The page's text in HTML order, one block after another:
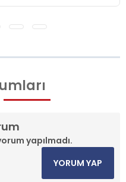
yapılmadı.
YORUM YAP